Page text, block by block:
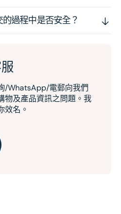
過程中是否安全？
/WhatsApp/電郵向我們
物及產品資訊之問題。我
效名。